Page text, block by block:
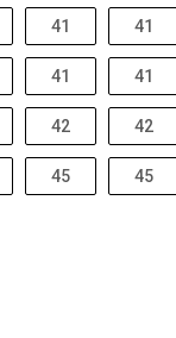
41 41
41 41
42 42
45 45